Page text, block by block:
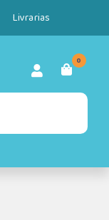
Livrarias
0